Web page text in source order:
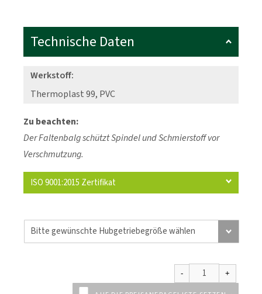
Technische Daten
Werkstoff:
Thermoplast 99, PVC
Zu beachten:
Der Faltenbalg schützt Spindel und Schmierstoff vor
Verschmutzung.
ISO 9001:2015 Zertifikat